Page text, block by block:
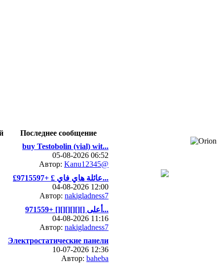
Последнее сообщение
buy Testobolin (vial) wit...
05-08-2026 06:52
Автор: Kanu12345@
£عائلة هاي فاي £ +9715597...
04-08-2026 12:00
Автор: nakigladness7
أعلى [][][][][][] +971559...
04-08-2026 11:16
Автор: nakigladness7
Электростатические панели
10-07-2026 12:36
Автор: baheba